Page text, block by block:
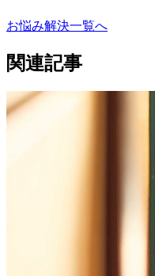
投
稿
ビ
お悩み解決一覧へ
関連記事